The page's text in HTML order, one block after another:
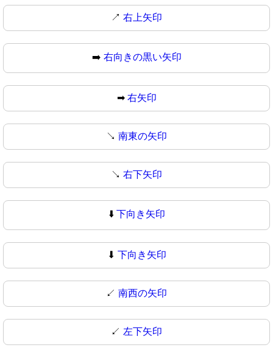
↗ 右上矢印
➡️ 右向きの黒い矢印
➡ 右矢印
↘️ 南東の矢印
↘ 右下矢印
⬇️ 下向き矢印
⬇ 下向き矢印
↙️ 南西の矢印
↙ 左下矢印